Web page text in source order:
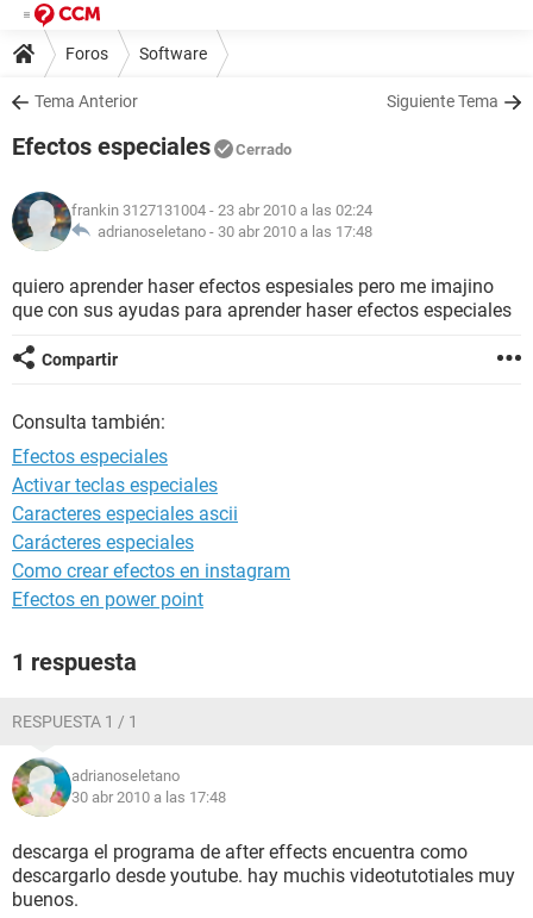
Foros Software
Tema Anterior Siguiente Tema
Efectos especiales Cerrado
frankin 3127131004 - 23 abr 2010 a las 02:24
adrianoseletano - 30 abr 2010 a las 17:48
quiero aprender haser efectos espesiales pero me imajino
que con sus ayudas para aprender haser efectos especiales
Compartir
Consulta también:
Efectos especiales
Activar teclas especiales
Caracteres especiales ascii
Carácteres especiales
Como crear efectos en instagram
Efectos en power point
1 respuesta
RESPUESTA 1 / 1
adrianoseletano
30 abr 2010 a las 17:48
descarga el programa de after effects encuentra como
descargarlo desde youtube. hay muchis videotutotiales muy
buenos.